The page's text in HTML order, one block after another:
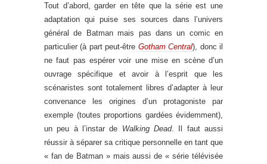
Tout d’abord, garder en tête que la série est une
adaptation qui puise ses sources dans l’univers
général de Batman mais pas dans un comic en
particulier (à part peut-être Gotham Central), donc il
ne faut pas espérer voir une mise en scène d’un
ouvrage spécifique et avoir à l’esprit que les
scénaristes sont totalement libres d’adapter à leur
convenance les origines d’un protagoniste par
exemple (toutes proportions gardées évidemment),
un peu à l’instar de Walking Dead. Il faut aussi
réussir à séparer sa critique personnelle en tant que
« fan de Batman » mais aussi de « série télévisée